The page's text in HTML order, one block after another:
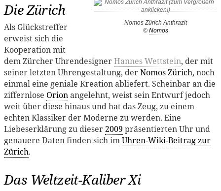
Nomos Zürich Anthrazit
© Nomos
Die Zürich
Als Glückstreffer
erweist sich die
Kooperation mit
dem Zürcher UhrendesignerHannes Wettstein, der mit
seiner letzten Uhrengestaltung, derNomos Zürich, noch
einmal eine geniale Kreation abliefert. Scheinbar an die
ziffernlose Orionangelehnt, weist sein Entwurf jedoch
weit über diese hinaus und hat das Zeug, zu einem
echten Klassiker der Moderne zu werden. Eine
Liebeserklärung zu dieser2009 präsentierten Uhr und
genauere Daten finden sich imUhren-Wiki-Beitrag zur
Zürich.
Das Weltzeit-Kaliber Xi